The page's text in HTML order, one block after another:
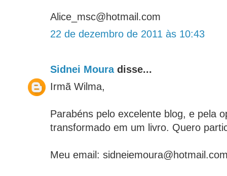
Alice_msc@hotmail.com
22 de dezembro de 2011 às 10:43
Sidnei Mouradisse...
Irmã Wilma,
Parabéns pelo excelente blog, e pela
transformado em um livro. Quero
Meu email: